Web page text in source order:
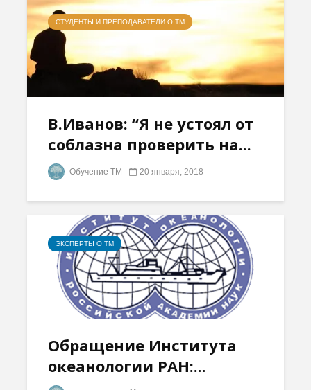
СТУДЕНТЫ И ПРЕПОДАВАТЕЛИ О ТМ
В.Иванов: “Я не устоял от
соблазна проверить на...
Обучение ТМ 20 января, 2018
ЭКСПЕРТЫ О ТМ
Обращение Института
океанологии РАН:...